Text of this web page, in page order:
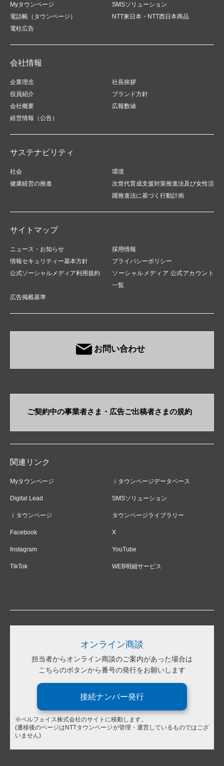
Myタウンページ
SMSソリューション
電話帳（タウンページ）
NTT東日本・NTT西日本商品
電柱広告
会社情報
企業理念
社長挨拶
役員紹介
ブランド方針
会社概要
広報数値
経営情報（公告）
サステナビリティ
社会
環境
健康経営の推進
次世代育成支援対策推進法及び女性活
躍推進法に基づく行動計画
サイトマップ
ニュース・お知らせ
採用情報
情報セキュリティー基本方針
プライバシーポリシー
公式ソーシャルメディア利用規約
ソーシャルメディア 公式アカウント
一覧
広告掲載基準
お問い合わせ
ご契約中の事業者さま・​広告ご出稿者さまの規約
関連リンク
Myタウンページ ｉタウンページデータベース
Digital Lead SMSソリューション
ｉタウンページ タウンページライブラリー
Facebook X
Instagram YouTube
TikTok WEB明細サービス
オンライン商談
担当者からオンライン商談のご案内があった場合は
こちらのボタンから番号の発行をお願いします
接続ナンバー発行
※ベルフェイス株式会社のサイトに移動します。
(遷移後のページはNTTタウンページが管理・運営しているものではござ
いません)